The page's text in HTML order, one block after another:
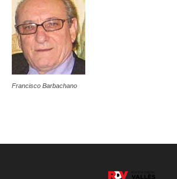
Francisco Barbachano